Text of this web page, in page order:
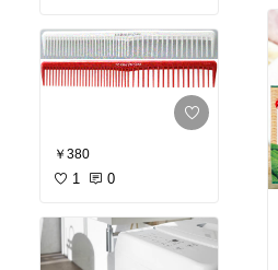
￥380
1 0